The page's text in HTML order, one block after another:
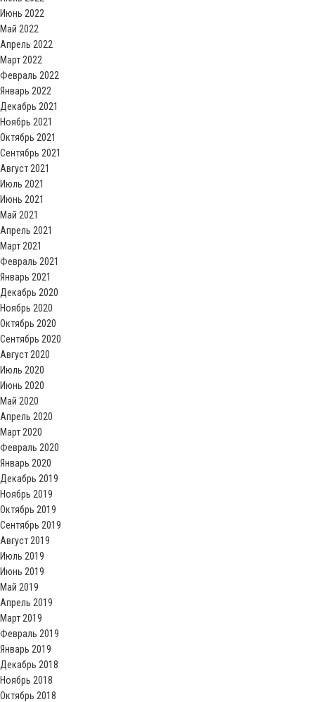
Июнь 2022
Май 2022
Апрель 2022
Март 2022
Февраль 2022
Январь 2022
Декабрь 2021
Ноябрь 2021
Октябрь 2021
Сентябрь 2021
Август 2021
Июль 2021
Июнь 2021
Май 2021
Апрель 2021
Март 2021
Февраль 2021
Январь 2021
Декабрь 2020
Ноябрь 2020
Октябрь 2020
Сентябрь 2020
Август 2020
Июль 2020
Июнь 2020
Май 2020
Апрель 2020
Март 2020
Февраль 2020
Январь 2020
Декабрь 2019
Ноябрь 2019
Октябрь 2019
Сентябрь 2019
Август 2019
Июль 2019
Июнь 2019
Май 2019
Апрель 2019
Март 2019
Февраль 2019
Январь 2019
Декабрь 2018
Ноябрь 2018
Октябрь 2018